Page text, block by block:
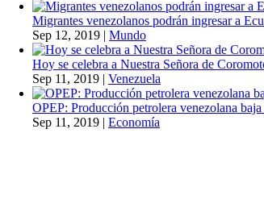
Migrantes venezolanos podrán ingresar a
Sep 12, 2019 | Mundo
Hoy se celebra a Nuestra Señora de
Sep 11, 2019 | Venezuela
OPEP: Producción petrolera venezolana
Sep 11, 2019 | Economía